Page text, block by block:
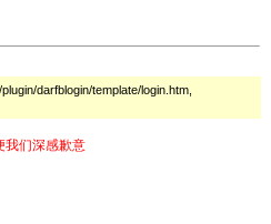
darfblogin/template/login.htm,
我们深感歉意